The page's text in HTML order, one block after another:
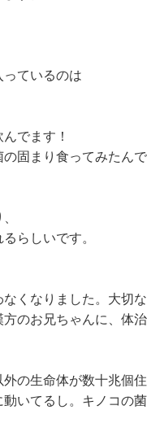
ているのは
でます！
固まり食ってみたん
らしいです。
くなりました。大切
のお兄ちゃんに、体
の生命体が数十兆個
いてるし。キノコの